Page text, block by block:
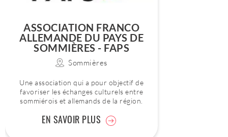
ASSOCIATION FRANCO
ALLEMANDE DU PAYS DE
SOMMIÈRES - FAPS
Sommières
Une association qui a pour objectif de
favoriser les échanges culturels entre
sommiérois et allemands de la région.
EN SAVOIR PLUS